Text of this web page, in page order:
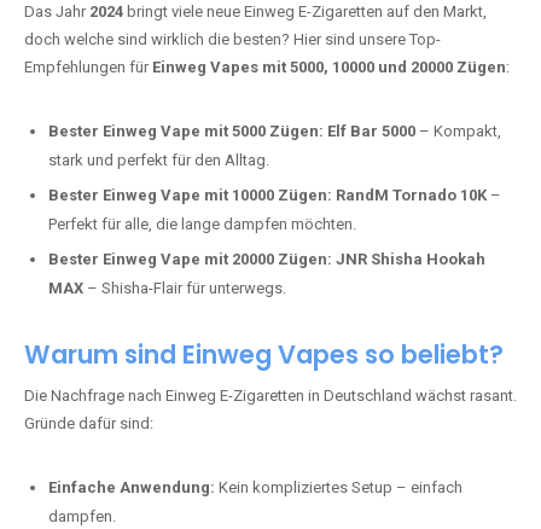
Das Jahr 2024 bringt viele neue Einweg E-Zigaretten auf den Markt,
doch welche sind wirklich die besten? Hier sind unsere Top-
Empfehlungen für Einweg Vapes mit 5000, 10000 und 20000 Zügen:
Bester Einweg Vape mit 5000 Zügen: Elf Bar 5000 – Kompakt,
stark und perfekt für den Alltag.
Bester Einweg Vape mit 10000 Zügen: RandM Tornado 10K –
Perfekt für alle, die lange dampfen möchten.
Bester Einweg Vape mit 20000 Zügen: JNR Shisha Hookah
MAX – Shisha-Flair für unterwegs.
Warum sind Einweg Vapes so beliebt?
Die Nachfrage nach Einweg E-Zigaretten in Deutschland wächst rasant.
Gründe dafür sind:
Einfache Anwendung: Kein kompliziertes Setup – einfach
dampfen.